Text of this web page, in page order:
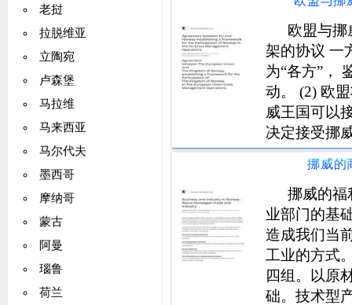
老挝
拉脱维亚
立陶宛
卢森堡
马拉维
马来西亚
马尔代夫
墨西哥
摩纳哥
蒙古
阿曼
瑙鲁
荷兰
利具有重要
补充描述提
欧盟与挪
架的协议 一
为“各方”，
动。 (2) 欧
威王国可以
决定接受挪
产和能力开
与行动的意
挪威的
挪威的福
业部门的基
造成我们当
工业的方式
四组。以原
础。技术型